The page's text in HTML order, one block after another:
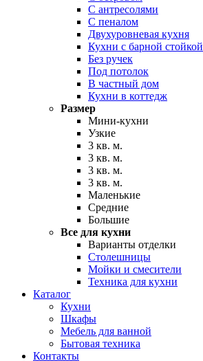
С антресолями
С пеналом
Двухуровневая кухня
Кухни с барной стойкой
Без ручек
Под потолок
В частный дом
Кухни в коттедж
Размер
Мини-кухни
Узкие
3 кв. м.
3 кв. м.
3 кв. м.
3 кв. м.
Маленькие
Средние
Большие
Все для кухни
Варианты отделки
Столешницы
Мойки и смесители
Техника для кухни
Каталог
Кухни
Шкафы
Мебель для ванной
Бытовая техника
Контакты